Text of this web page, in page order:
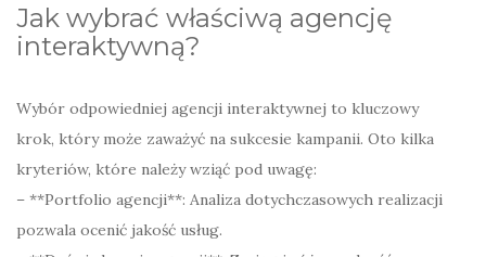
Jak wybrać właściwą agencję
interaktywną?
Wybór odpowiedniej agencji interaktywnej to kluczowy
krok, który może zaważyć na sukcesie kampanii. Oto kilka
kryteriów, które należy wziąć pod uwagę:
– **Portfolio agencji**: Analiza dotychczasowych realizacji
pozwala ocenić jakość usług.